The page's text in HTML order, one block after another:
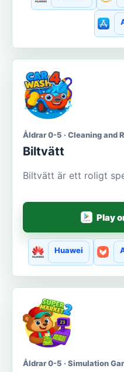
Åldrar 0-5 · Cleaning and
Biltvätt
Biltvätt är ett roligt
Play
Huawei
Åldrar 0-5 · Simulation